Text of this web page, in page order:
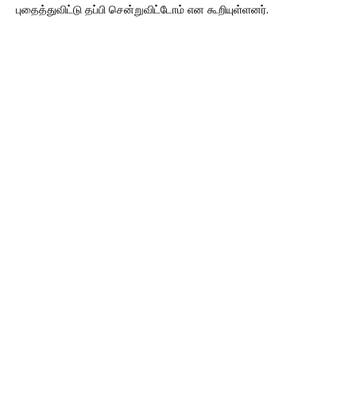
புதைத்துவிட்டு தப்பி சென்றுவிட்டோம் என கூறியுள்ளனர்.